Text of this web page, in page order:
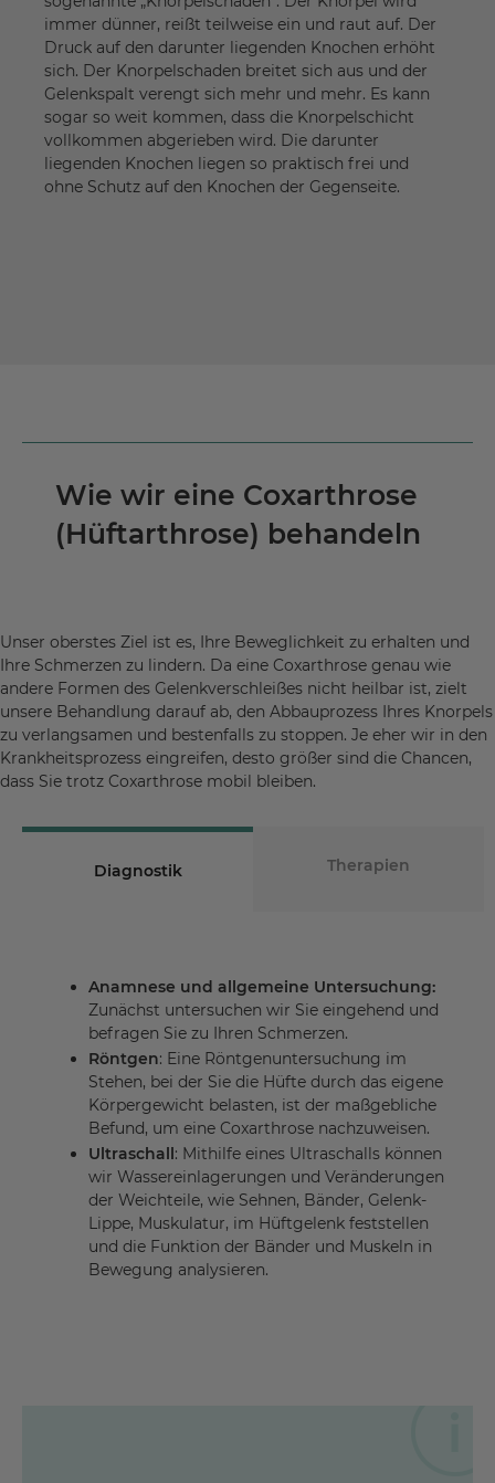
immer dünner, reißt teilweise ein und raut auf. Der
Druck auf den darunter liegenden Knochen erhöht
sich. Der Knorpelschaden breitet sich aus und der
Gelenkspalt verengt sich mehr und mehr. Es kann
sogar so weit kommen, dass die Knorpelschicht
vollkommen abgerieben wird. Die darunter
liegenden Knochen liegen so praktisch frei und
ohne Schutz auf den Knochen der Gegenseite.
Wie wir eine Coxarthrose
(Hüftarthrose) behandeln
Unser oberstes Ziel ist es, Ihre Beweglichkeit zu erhalten und
Ihre Schmerzen zu lindern. Da eine Coxarthrose genau wie
andere Formen des Gelenkverschleißes nicht heilbar ist, zielt
unsere Behandlung darauf ab, den Abbauprozess Ihres Knorpels
zu verlangsamen und bestenfalls zu stoppen. Je eher wir in den
Krankheitsprozess eingreifen, desto größer sind die Chancen,
dass Sie trotz Coxarthrose mobil bleiben.
Diagnostik Therapien
Anamnese und allgemeine Untersuchung:
Zunächst untersuchen wir Sie eingehend und
befragen Sie zu Ihren Schmerzen.
Röntgen: Eine Röntgenuntersuchung im
Stehen, bei der Sie die Hüfte durch das eigene
Körpergewicht belasten, ist der maßgebliche
Befund, um eine Coxarthrose nachzuweisen.
Ultraschall: Mithilfe eines Ultraschalls können
wir Wassereinlagerungen und Veränderungen
der Weichteile, wie Sehnen, Bänder, Gelenk-
Lippe, Muskulatur, im Hüftgelenk feststellen
und die Funktion der Bänder und Muskeln in
Bewegung analysieren.